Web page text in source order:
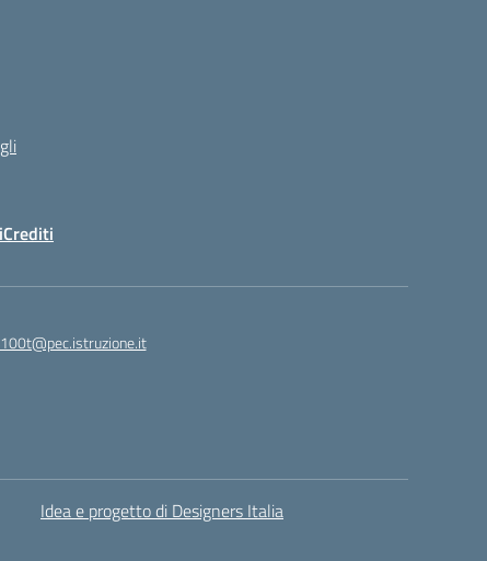
Crediti
Idea e progetto di Designers Italia